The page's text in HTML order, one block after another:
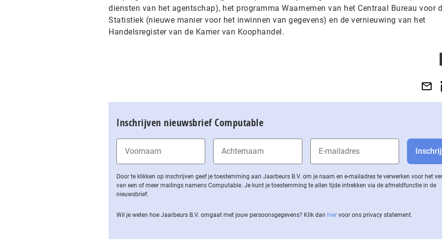
diensten van het agentschap), het programma Waarnemen van het Centraal Bureau voor
Statistiek (nieuwe manier voor het inwinnen van gegevens) en de vernieuwing van het
Handelsregister van de Kamer van Koophandel.
Inschrijven nieuwsbrief Computable
Door te klikken op inschrijven geef je toestemming aan Jaarbeurs B.V. om je naam en e-mailadres te verwerken voor het
van een of meer mailings namens Computable. Je kunt je toestemming te allen tijde intrekken via de af­meld­func­tie in de
nieuwsbrief.
Wil je weten hoe Jaarbeurs B.V. omgaat met jouw per­soons­ge­ge­vens? Klik dan hier voor ons privacy statement.